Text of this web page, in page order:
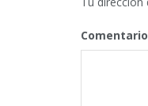
Comentario